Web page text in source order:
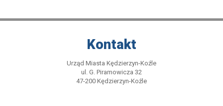
Kontakt
Urząd Miasta Kędzierzyn-Koźle
ul. G. Piramowicza 32
47-200 Kędzierzyn-Koźle